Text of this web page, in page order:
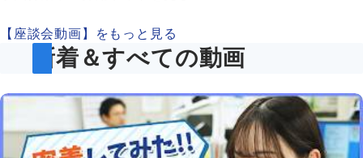
【座談会動画】をもっと見る
新着＆すべての動画